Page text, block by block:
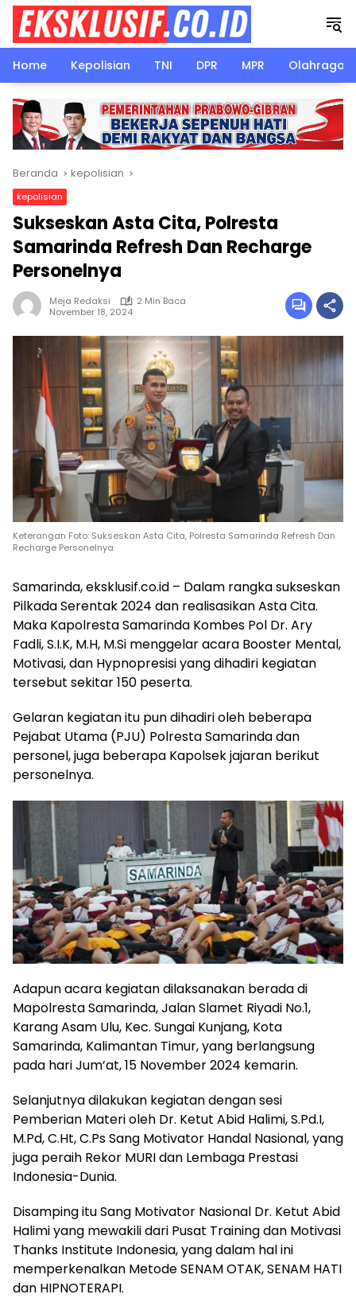
Langsung
konten
Home
Kepolisian TNI DPR MPR Olahraga
Beranda kepolisian
kepolisian
Sukseskan Asta Cita, Polresta
Samarinda Refresh Dan Recharge
Personelnya
Meja Redaksi
2 Min Baca
November 18, 2024
Keterangan Foto: Sukseskan Asta Cita, Polresta Samarinda Refresh Dan
Recharge Personelnya
Samarinda, eksklusif.co.id – Dalam rangka sukseskan
Pilkada Serentak 2024 dan realisasikan Asta Cita.
Maka Kapolresta Samarinda Kombes Pol Dr. Ary
Fadli, S.I.K, M.H, M.Si menggelar acara Booster Mental,
Motivasi, dan Hypnopresisi yang dihadiri kegiatan
tersebut sekitar 150 peserta.
Gelaran kegiatan itu pun dihadiri oleh beberapa
Pejabat Utama (PJU) Polresta Samarinda dan
personel, juga beberapa Kapolsek jajaran berikut
personelnya.
Adapun acara kegiatan dilaksanakan berada di
Mapolresta Samarinda, Jalan Slamet Riyadi No.1,
Karang Asam Ulu, Kec. Sungai Kunjang, Kota
Samarinda, Kalimantan Timur, yang berlangsung
pada hari Jum’at, 15 November 2024 kemarin.
Selanjutnya dilakukan kegiatan dengan sesi
Pemberian Materi oleh Dr. Ketut Abid Halimi, S.Pd.I,
M.Pd, C.Ht, C.Ps Sang Motivator Handal Nasional, yang
juga peraih Rekor MURI dan Lembaga Prestasi
Indonesia-Dunia.
Disamping itu Sang Motivator Nasional Dr. Ketut Abid
Halimi yang mewakili dari Pusat Training dan Motivasi
Thanks Institute Indonesia, yang dalam hal ini
memperkenalkan Metode SENAM OTAK, SENAM HATI
dan HIPNOTERAPI.